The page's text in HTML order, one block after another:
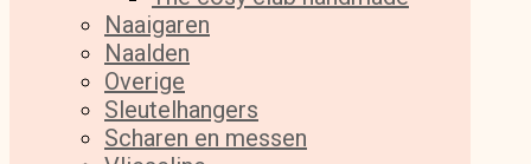
Naaigaren
Naalden
Overige
Sleutelhangers
Scharen en messen